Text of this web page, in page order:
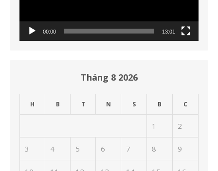
00:00 13:01
Tháng 8 2026
H B T N S B C
1 2
3 4 5 6 7 8 9